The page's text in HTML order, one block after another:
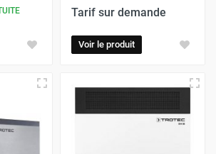
Tarif sur demande
Voir le produit